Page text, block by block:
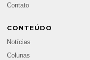
Contato
CONTEÚDO
Notícias
Colunas